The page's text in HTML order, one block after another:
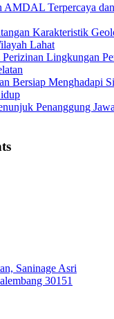
AMDAL Terpercaya
Karakteristik
Lahat
Perizinan Lingkungan
Bersiap Menghadapi
Penanggung
Saninage Asri
30151